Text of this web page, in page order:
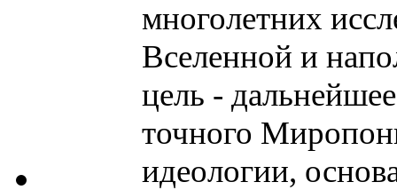
многолетних
Вселенной и
цель -
точного
идеологии,